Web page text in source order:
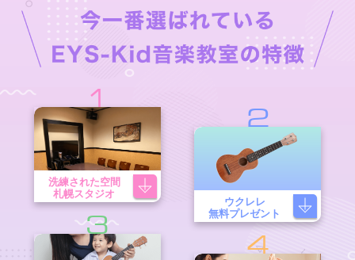
1
洗練された空間
札幌スタジオ
2
ウクレレ
無料プレゼント
3
4